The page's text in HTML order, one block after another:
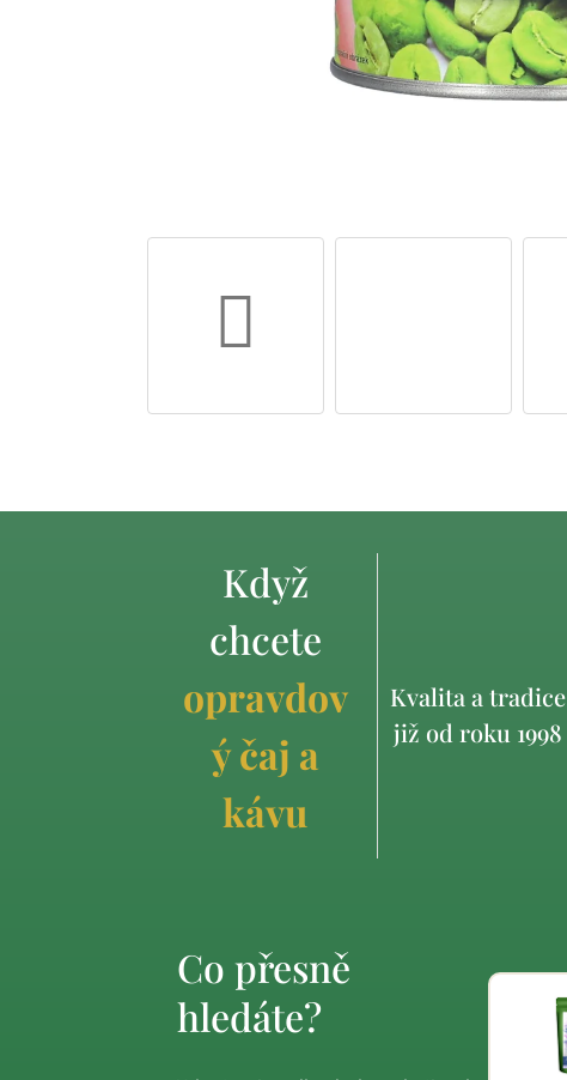
Když
chcete
opravdov
ý čaj a
kávu
Kvalita a tradice
již od roku 1998
Co přesně
hledáte?